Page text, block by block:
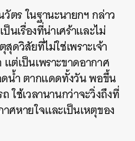
ร ในฐานะนายกฯ กล่าว
นเรื่องที่น่าเศร้าและไม่
ดวิสัยที่ไม่ใช่เพราะเจ้า
ต่เป็นเพราะขาดอากาศ
ดน้ำ ตากแดดทั้งวัน พอขึ้น
ใช้เวลานานกว่าจะวิ่งถึงที่
ศหายใจและเป็นเหตุของ